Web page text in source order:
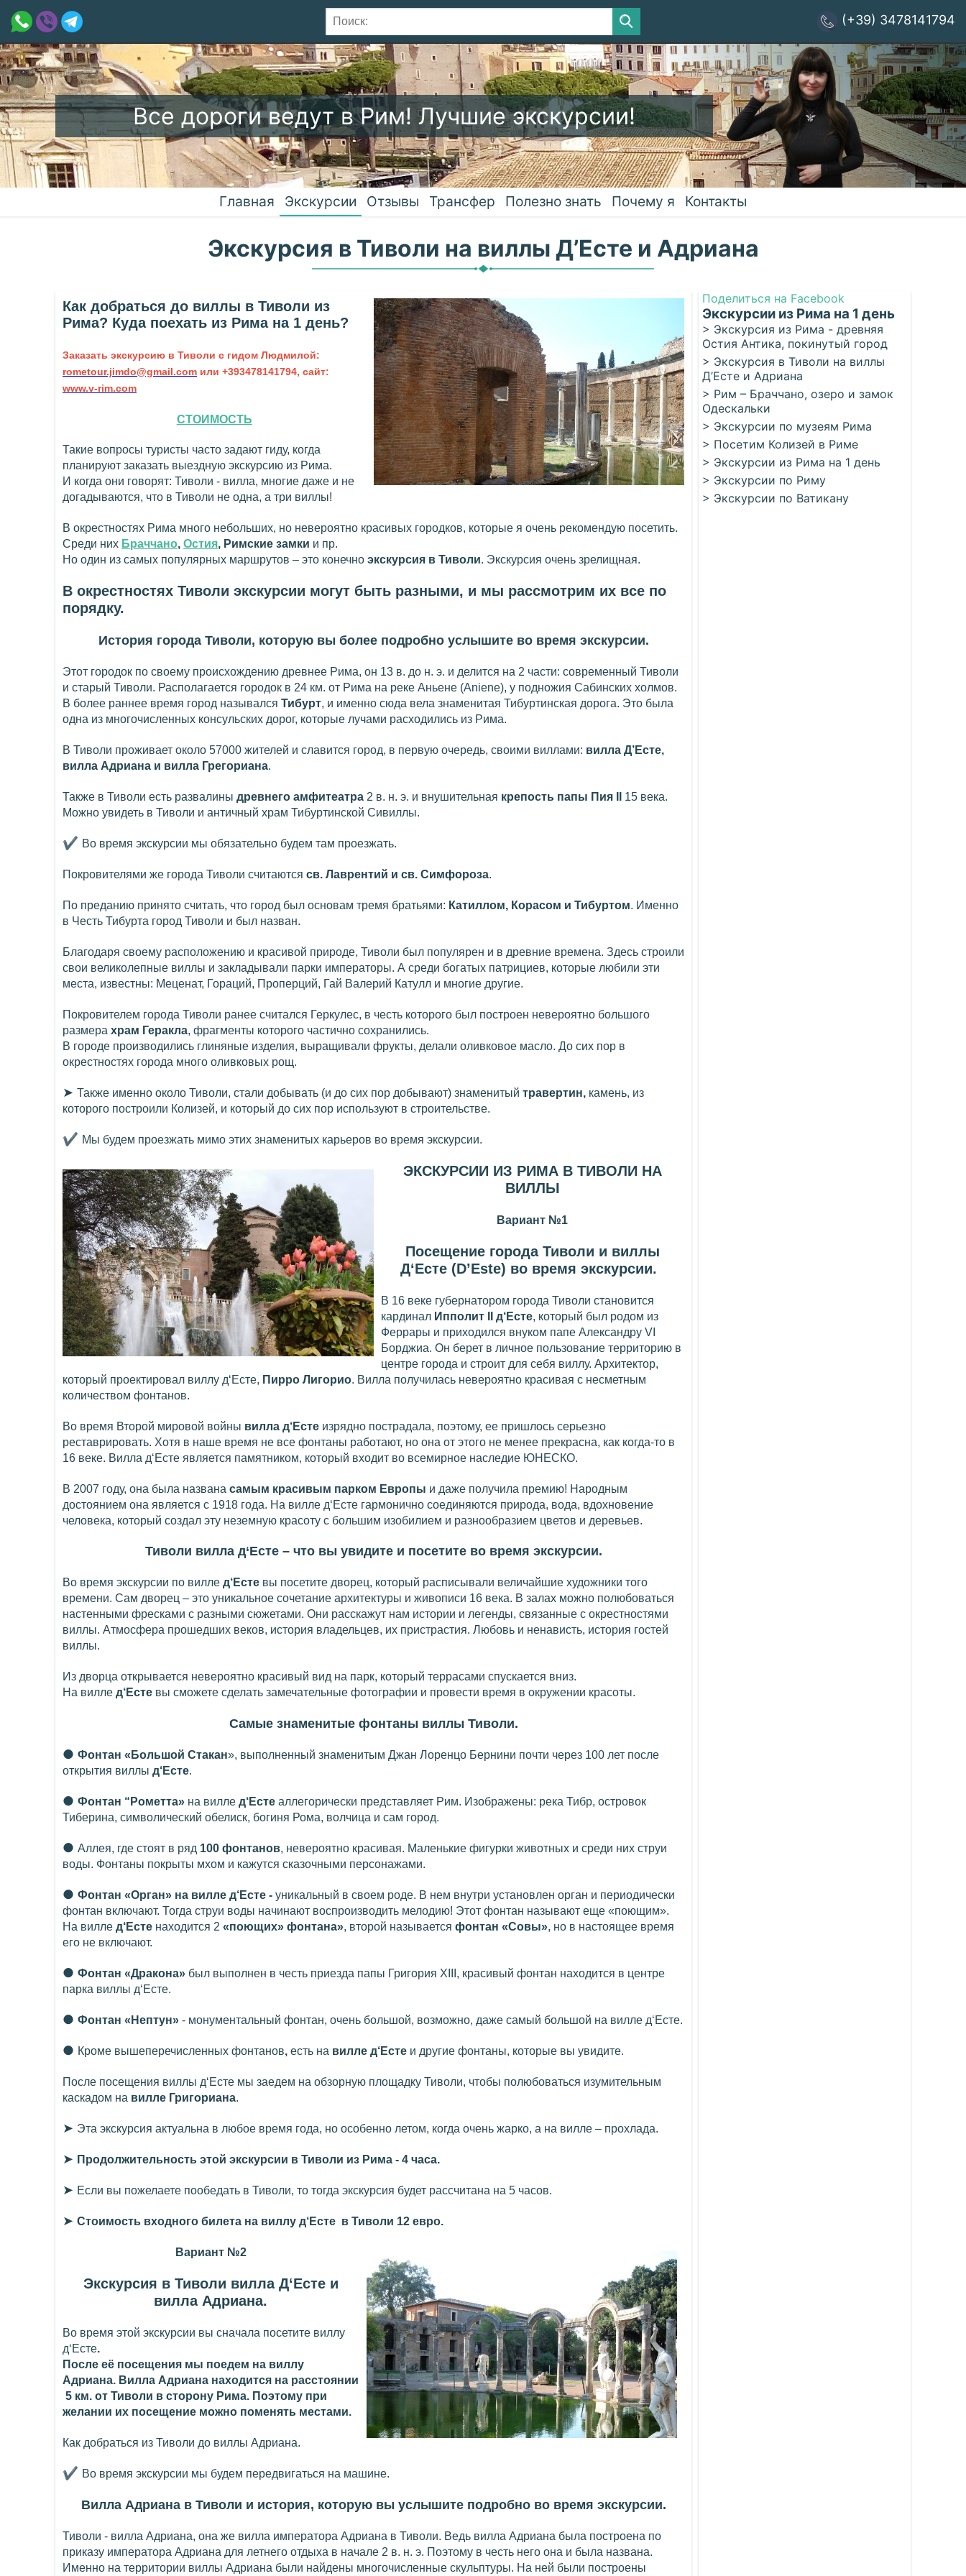
(+39) 3478141794
Все дороги ведут в Рим! Лучшие экскурсии!
Главная Экскурсии Отзывы Трансфер Полезно знать Почему я Контакты
Экскурсия в Тиволи на виллы Д’Есте и Адриана
Как добраться до виллы в Тиволи из
Рима? Куда поехать из Рима на 1 день?
Заказать экскурсию в Тиволи с гидом Людмилой:
rometour.jimdo@gmail.com или +393478141794, сайт:
www.v-rim.com
СТОИМОСТЬ
Такие вопросы туристы часто задают гиду, когда
планируют заказать выездную экскурсию из Рима.
И когда они говорят: Тиволи - вилла, многие даже и не
догадываются, что в Тиволи не одна, а три виллы!
В окрестностях Рима много небольших, но невероятно красивых городков, которые я очень рекомендую посетить.
Среди них Браччано, Остия, Римские замки и пр.
Но один из самых популярных маршрутов – это конечно экскурсия в Тиволи. Экскурсия очень зрелищная.
В окрестностях Тиволи экскурсии могут быть разными, и мы рассмотрим их все по
порядку.
История города Тиволи, которую вы более подробно услышите во время экскурсии.
Этот городок по своему происхождению древнее Рима, он 13 в. до н. э. и делится на 2 части: современный Тиволи
и старый Тиволи. Располагается городок в 24 км. от Рима на реке Аньене (Aniene), у подножия Сабинских холмов.
В более раннее время город назывался Тибурт, и именно сюда вела знаменитая Тибуртинская дорога. Это была
одна из многочисленных консульских дорог, которые лучами расходились из Рима.
В Тиволи проживает около 57000 жителей и славится город, в первую очередь, своими виллами: вилла Д’Есте,
вилла Адриана и вилла Грегориана.
Также в Тиволи есть развалины древнего амфитеатра 2 в. н. э. и внушительная крепость папы Пия
15 века.
Можно увидеть в Тиволи и античный храм Тибуртинской Сивиллы.
✔ Во время экскурсии мы обязательно будем там проезжать.
Покровителями же города Тиволи считаются св. Лаврентий и св. Симфороза.
По преданию принято считать, что город был основам тремя братьями: Катиллом, Корасом и Тибуртом. Именно
в Честь Тибурта город Тиволи и был назван.
Благодаря своему расположению и красивой природе, Тиволи был популярен и в древние времена. Здесь строили
свои великолепные виллы и закладывали парки императоры. А среди богатых патрициев, которые любили эти
места, известны: Меценат, Гораций, Проперций, Гай Валерий Катулл и многие другие.
Покровителем города Тиволи ранее считался Геркулес, в честь которого был построен невероятно большого
размера храм Геракла, фрагменты которого частично сохранились.
В городе производились глиняные изделия, выращивали фрукты, делали оливковое масло. До сих пор в
окрестностях города много оливковых рощ.
➤ Также именно около Тиволи, стали добывать (и до сих пор добывают) знаменитый травертин, камень, из
которого построили Колизей, и который до сих пор используют в строительстве.
✔ Мы будем проезжать мимо этих знаменитых карьеров во время экскурсии.
ЭКСКУРСИИ ИЗ РИМА В ТИВОЛИ НА
ВИЛЛЫ
Вариант №1
Посещение города Тиволи и виллы
Д‘Есте (D’Еste) во время экскурсии.
В 16 веке губернатором города Тиволи становится
кардинал Ипполит д‘Есте, который был родом из
Феррары и приходился внуком папе Александру VI
Борджиа. Он берет в личное пользование территорию в
центре города и строит для себя виллу. Архитектор,
который проектировал виллу д‘Есте, Пирро Лигорио. Вилла получилась невероятно красивая с несметным
количеством фонтанов.
Во время Второй мировой войны вилла д‘Есте изрядно пострадала, поэтому, ее пришлось серьезно
реставрировать. Хотя в наше время не все фонтаны работают, но она от этого не менее прекрасна, как когда-то в
16 веке. Вилла д‘Есте является памятником, который входит во всемирное наследие ЮНЕСКО.
В 2007 году, она была названа самым красивым парком Европы и даже получила премию! Народным
достоянием она является с 1918 года. На вилле д‘Есте гармонично соединяются природа, вода, вдохновение
человека, который создал эту неземную красоту с большим изобилием и разнообразием цветов и деревьев.
Тиволи вилла д‘Есте – что вы увидите и посетите во время экскурсии.
Во время экскурсии по вилле д‘Есте вы посетите дворец, который расписывали величайшие художники того
времени. Сам дворец – это уникальное сочетание архитектуры и живописи 16 века. В залах можно полюбоваться
настенными фресками с разными сюжетами. Они расскажут нам истории и легенды, связанные с окрестностями
виллы. Атмосфера прошедших веков, история владельцев, их пристрастия. Любовь и ненависть, история гостей
виллы.
Из дворца открывается невероятно красивый вид на парк, который террасами спускается вниз.
На вилле д‘Есте вы сможете сделать замечательные фотографии и провести время в окружении красоты.
Самые знаменитые фонтаны виллы Тиволи.
● Фонтан «Большой Стакан», выполненный знаменитым Джан Лоренцо Бернини почти через 100 лет после
открытия виллы д‘Есте.
● Фонтан “Рометта» на вилле д‘Есте аллегорически представляет Рим. Изображены: река Тибр, островок
Тиберина, символический обелиск, богиня Рома, волчица и сам город.
● Аллея, где стоят в ряд 100 фонтанов, невероятно красивая. Маленькие фигурки животных и среди них струи
воды. Фонтаны покрыты мхом и кажутся сказочными персонажами.
● Фонтан «Орган» на вилле д‘Есте - уникальный в своем роде. В нем внутри установлен орган и периодически
фонтан включают. Тогда струи воды начинают воспроизводить мелодию! Этот фонтан называют еще «поющим».
На вилле д‘Есте находится 2 «поющих» фонтана», второй называется фонтан «Совы», но в настоящее время
его не включают.
● Фонтан «Дракона» был выполнен в честь приезда папы Григория XIII, красивый фонтан находится в центре
парка виллы д‘Есте.
● Фонтан «Нептун» - монументальный фонтан, очень большой, возможно, даже самый большой на вилле д‘Есте.
● Кроме вышеперечисленных фонтанов, есть на вилле д‘Есте и другие фонтаны, которые вы увидите.
После посещения виллы д‘Есте мы заедем на обзорную площадку Тиволи, чтобы полюбоваться изумительным
каскадом на вилле Григориана.
➤ Эта экскурсия актуальна в любое время года, но особенно летом, когда очень жарко, а на вилле – прохлада.
➤ Продолжительность этой экскурсии в Тиволи из Рима - 4 часа.
➤ Если вы пожелаете пообедать в Тиволи, то тогда экскурсия будет рассчитана на 5 часов.
➤ Стоимость входного билета на виллу д‘Есте в Тиволи 12 евро.
Вариант №2
Экскурсия в Тиволи вилла Д‘Есте и
вилла Адриана.
Во время этой экскурсии вы сначала посетите виллу
д‘Есте.
После её посещения мы поедем на виллу
Адриана. Вилла Адриана находится на расстоянии
5 км. от Тиволи в сторону Рима. Поэтому при
желании их посещение можно поменять местами.
Как добраться из Тиволи до виллы Адриана.
✔ Во время экскурсии мы будем передвигаться на машине.
Вилла Адриана в Тиволи и история, которую вы услышите подробно во время экскурсии.
Тиволи - вилла Адриана, она же вилла императора Адриана в Тиволи. Ведь вилла Адриана была построена по
приказу императора Адриана для летнего отдыха в начале 2 в. н. э. Поэтому в честь него она и была названа.
Именно на территории виллы Адриана были найдены многочисленные скульптуры. На ней были построены
Поделиться на Facebook
Экскурсии из Рима на 1 день
> Экскурсия из Рима - древняя
Остия Антика, покинутый город
> Экскурсия в Тиволи на виллы
Д’Есте и Адриана
> Рим – Браччано, озеро и замок
Одескальки
> Экскурсии по музеям Рима
> Посетим Колизей в Риме
> Экскурсии из Рима на 1 день
> Экскурсии по Риму
> Экскурсии по Ватикану